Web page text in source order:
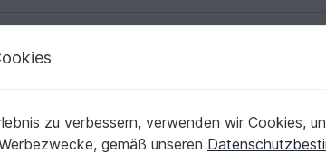
zu verbessern, verwenden wir Cookies,
gemäß unseren